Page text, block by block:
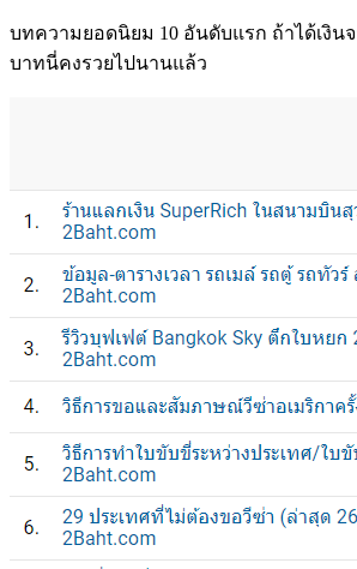
บทความยอดนิยม 10 อันดับแรก ถ้าได้เงินจ
บาทนี่คงรวยไปนานแล้ว